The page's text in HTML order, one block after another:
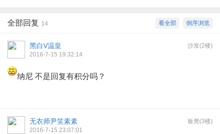
倒序浏览
看全部
全部回复 14
沙发(2楼)
黑白V温皇
2016-7-15 19:32:14
纳尼 不是回复有积分吗？
板凳(3楼)
无衣师尹笑素素
2016-7-15 23:07:01